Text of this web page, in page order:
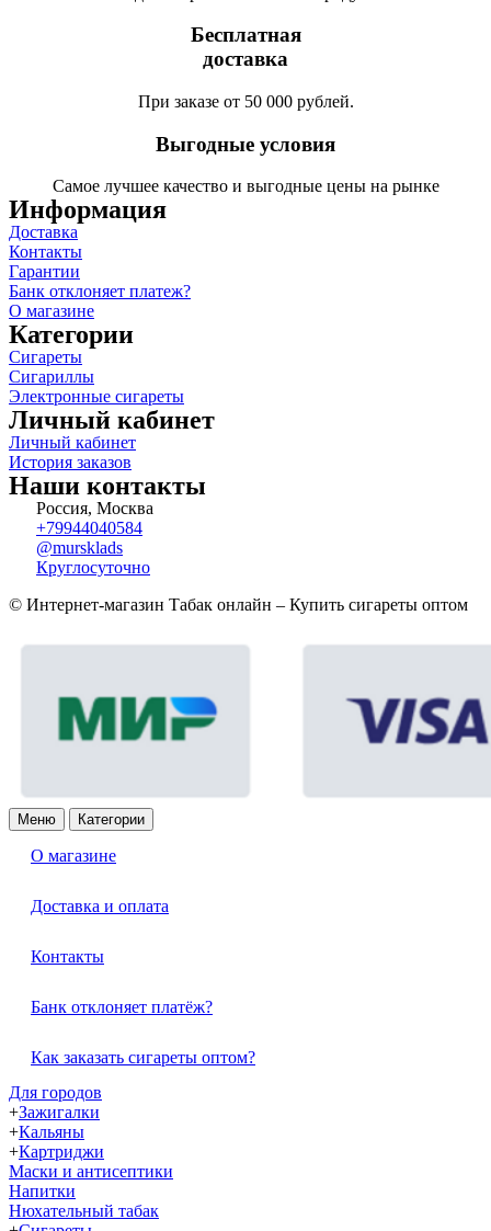
Бесплатная
доставка
При заказе от 50 000 рублей.
Выгодные условия
Самое лучшее качество и выгодные цены на рынке
Информация
Доставка
Контакты
Гарантии
Банк отклоняет платеж?
О магазине
Категории
Сигареты
Сигариллы
Электронные сигареты
Личный кабинет
Личный кабинет
История заказов
Наши контакты
Россия, Москва
+79944040584
@mursklads
Круглосуточно
© Интернет-магазин Табак онлайн – Купить сигареты оптом
Меню Категории
О магазине
Доставка и оплата
Контакты
Банк отклоняет платёж?
Как заказать сигареты оптом?
Для городов
+Зажигалки
+Кальяны
+Картриджи
Маски и антисептики
Напитки
Нюхательный табак